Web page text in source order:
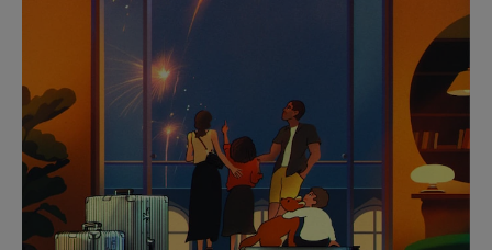
PAUSE
LE
SON